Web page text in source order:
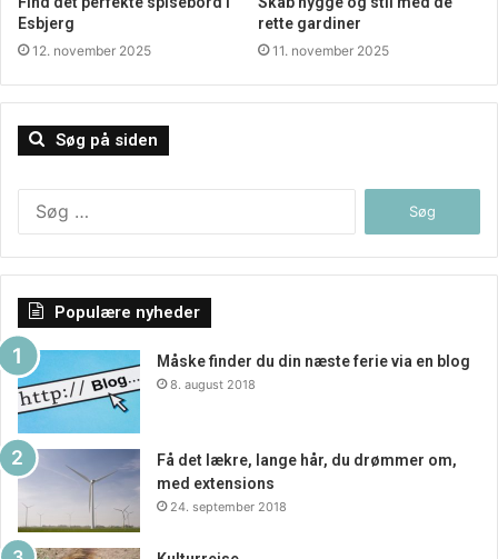
glas vin – og med mottoet: Ingen kunde tager for lang tid.
newyorker stilen, den gode blanding af det maskuline og
retrolamper, opbevaring, borde & stole, boligtilbehør og
møbel serier, så kig forbi.
Esbjerg
12. november 2025
rette gardiner
11. november 2025
Søg på siden
Populære nyheder
Måske finder du din næste ferie via en blog
8. august 2018
Få det lækre, lange hår, du drømmer om,
med extensions
24. september 2018